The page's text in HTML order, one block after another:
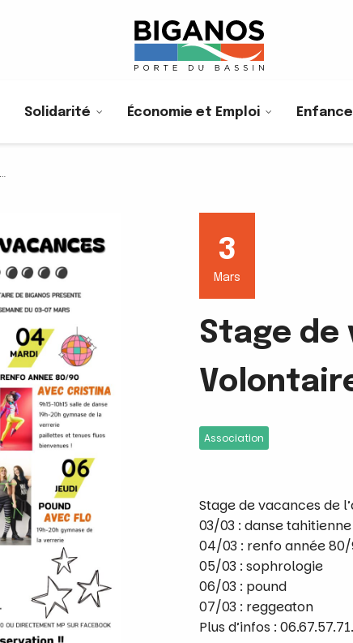
Solidarité Économie et Emploi
3
Mars
Stage de
Association
Stage de vacances de
03/03 : danse tahitienne
04/03 : renfo année
05/03 : sophrologie
06/03 : pound
07/03 : reggeaton
Plus d’infos :